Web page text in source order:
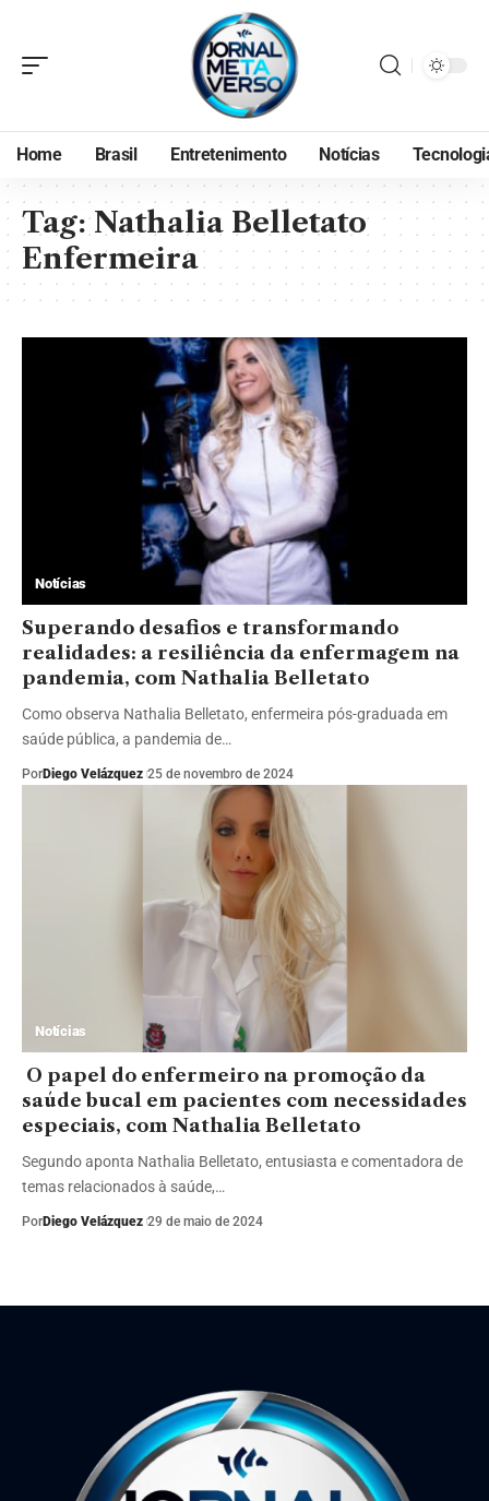
Home Brasil Entretenimento Notícias
Tag:Nathalia Belletato
Enfermeira
Notícias
Superando desafios e transformando
realidades: a resiliência da enfermagem na
pandemia, com Nathalia Belletato
Como observa Nathalia Belletato, enfermeira pós-graduada em
saúde pública, a pandemia de…
PorDiego Velázquez 25 de novembro de 2024
Notícias
O papel do enfermeiro na promoção da
saúde bucal em pacientes com necessidades
especiais, com Nathalia Belletato
Segundo aponta Nathalia Belletato, entusiasta e comentadora de
temas relacionados à saúde,…
PorDiego Velázquez 29 de maio de 2024